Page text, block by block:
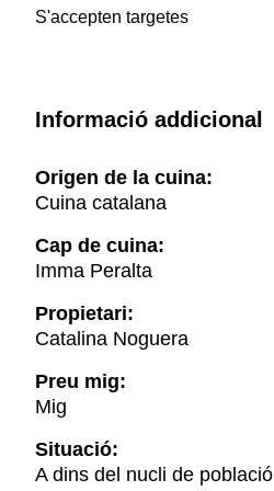
S'accepten targetes
Informació addicional
Origen de la cuina:
Cuina catalana
Cap de cuina:
Imma Peralta
Propietari:
Catalina Noguera
Preu mig:
Mig
Situació:
A dins del nucli de població